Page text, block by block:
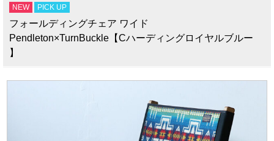
NEW PICK UP
フォールディングチェア ワイド
Pendleton×TurnBuckle【Cハーディングロイヤルブルー
】